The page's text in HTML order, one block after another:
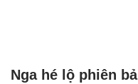
Nga hé lộ phiên